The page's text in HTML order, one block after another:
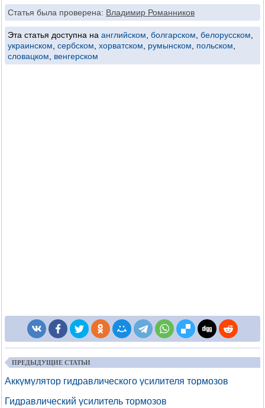
Статья была проверена: Владимир Романников
Эта статья доступна на английском болгарском белорусском
украинском сербском хорватском румынском польском
словацком
венгерском
ПРЕДЫДУЩИЕ СТАТЬИ
Аккумулятор гидравлического усилителя тормозов
Гидравлический усилитель тормозов